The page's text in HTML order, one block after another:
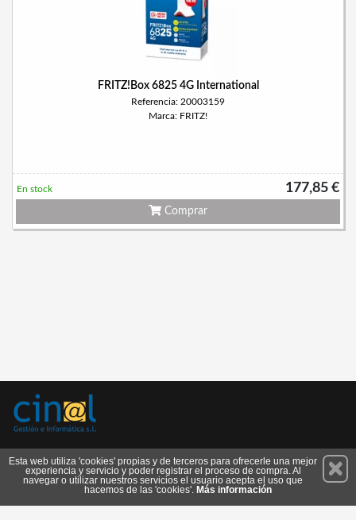
FRITZ!Box 6825 4G International
Referencia: 20003159
Marca: FRITZ!
177,85 €
En stock
Comprar
Suscríbete
Esta web utiliza 'cookies' propias y de terceros para ofrecerle una mejor
experiencia y servicio y poder registrar el proceso de compra. Al
navegar o utilizar nuestros servicios el usuario acepta el uso que
hacemos de las 'cookies'. Más información